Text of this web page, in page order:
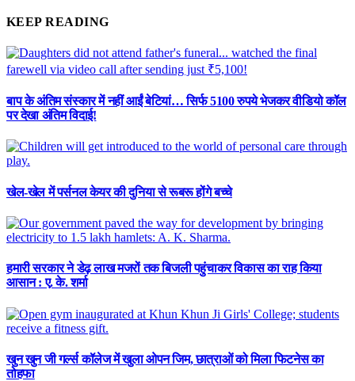
KEEP READING
बाप के अंतिम संस्कार में नहीं आईं बेटियां… सिर्फ 5100 रुपये भेजकर वीडियो कॉल
पर देखा अंतिम विदाई!
खेल-खेल में पर्सनल केयर की दुनिया से रूबरू होंगे बच्चे
हमारी सरकार ने डेढ़ लाख मजरों तक बिजली पहुंचाकर विकास का राह किया
आसान : ए. के. शर्मा
खुन खुन जी गर्ल्स कॉलेज में खुला ओपन जिम, छात्राओं को मिला फिटनेस का
तोहफा